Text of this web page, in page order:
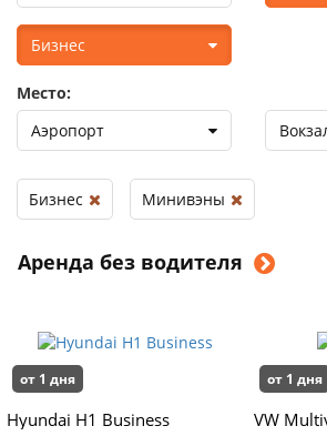
Аренда без водителя
от 1 дня
Hyundai H1 Business
от 1 дня
VW
Бизнес
Место:
Аэропорт
Бизнес Минивэны